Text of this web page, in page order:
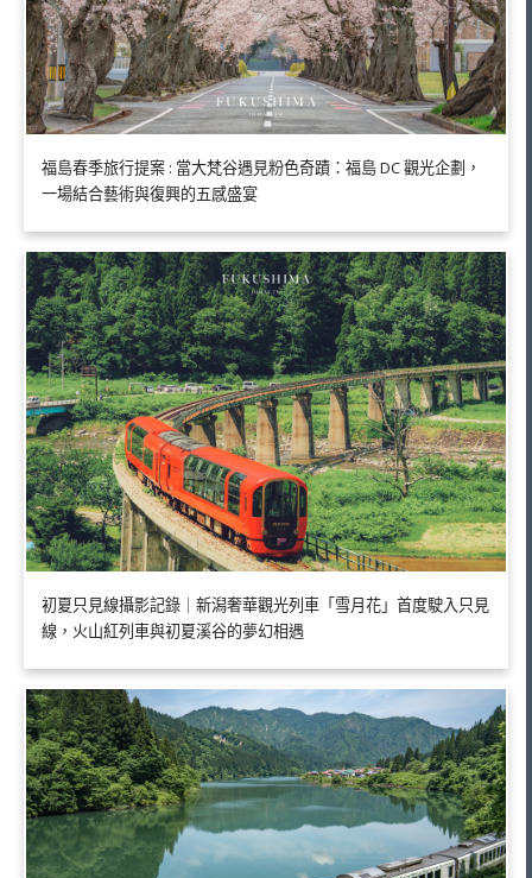
福島春季旅行提案 : 當大梵谷遇見粉色奇蹟：福島 DC 觀光企劃，
一場結合藝術與復興的五感盛宴
初夏只見線攝影記錄｜新潟奢華觀光列車「雪月花」首度駛入只見
線，火山紅列車與初夏溪谷的夢幻相遇